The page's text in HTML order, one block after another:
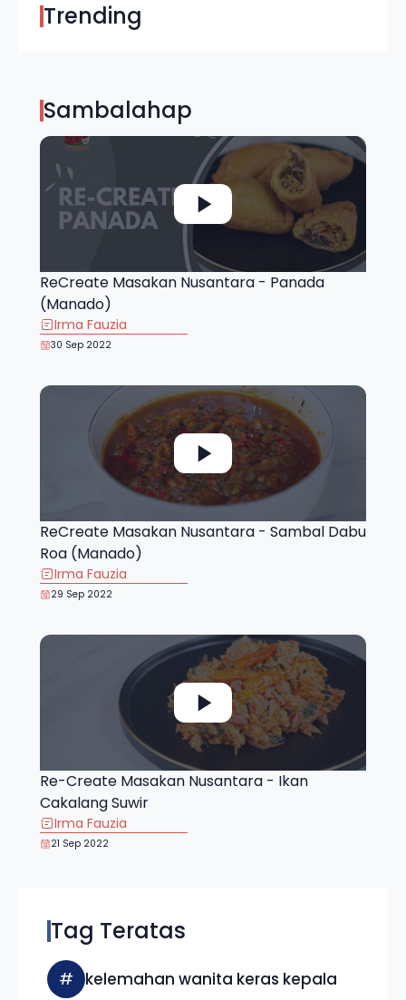
Trending
Sambalahap
ReCreate Masakan Nusantara - Panada
(Manado)
Irma Fauzia
30 Sep 2022
ReCreate Masakan Nusantara - Sambal Dabu
Roa (Manado)
Irma Fauzia
29 Sep 2022
Re-Create Masakan Nusantara - Ikan
Cakalang Suwir
Irma Fauzia
21 Sep 2022
Tag Teratas
# kelemahan wanita keras kepala